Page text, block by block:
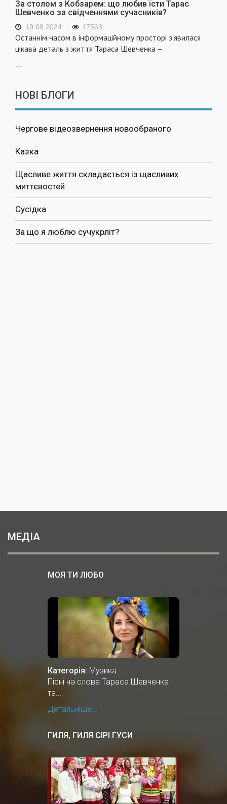
За столом з Кобзарем: що любив їсти Тарас
Шевченко за свідченнями сучасників?
19.08.2024 17563
Останнім часом в інформаційному просторі з’явилася
цікава деталь з життя Тараса Шевченка –
...
НОВІ БЛОГИ
Чергове відеозвернення новообраного
Казка
Щасливе життя складається із щасливих
миттєвостей
Сусідка
За що я люблю сучукрліт?
МЕДІА
МОЯ ТИ ЛЮБО
Категорія: Музика
Пісні на слова Тараса Шевченка
та...
Детальніше...
ГИЛЯ, ГИЛЯ СІРІ ГУСИ